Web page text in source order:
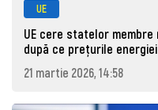
UE
UE cere statelor
după ce prețurile
21 martie 2026, 14:58